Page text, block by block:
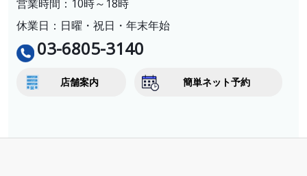
営業時間：10時～18時
休業日：日曜・祝日・年末年始
03-6805-3140
店舗案内 簡単ネット予約